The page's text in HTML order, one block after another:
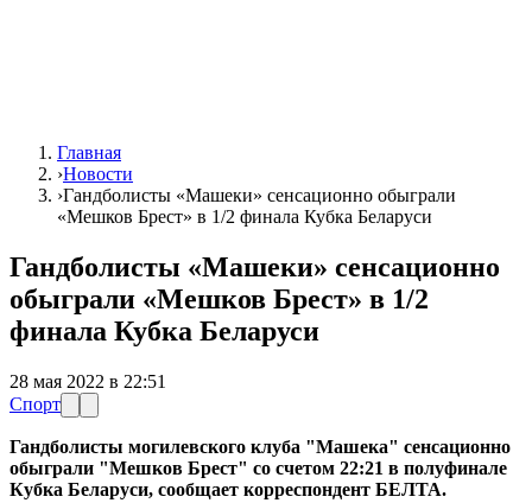
Главная
›Новости
›Гандболисты «Машеки» сенсационно обыграли
«Мешков Брест» в 1/2 финала Кубка Беларуси
Гандболисты «Машеки» сенсационно
обыграли «Мешков Брест» в 1/2
финала Кубка Беларуси
28 мая 2022 в 22:51
Спорт
Гандболисты могилевского клуба "Машека" сенсационно
обыграли "Мешков Брест" со счетом 22:21 в полуфинале
Кубка Беларуси, сообщает корреспондент БЕЛТА.